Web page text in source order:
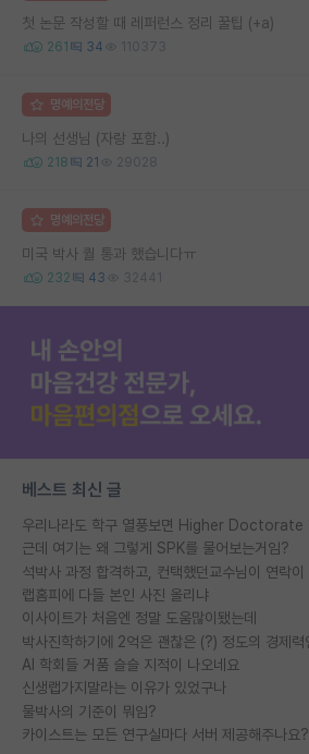
첫 논문 작성할 때 레퍼런스 정리 꿀팁 (+a)
261 34 110373
명예의전당
나의 선생님 (자랑 포함..)
218 21 29028
명예의전당
미국 박사 퀄 통과 했습니다ㅠ
232 43 32441
베스트 최신 글
근데 여기는 왜 그렇게 SPK를 물어보는거임?
랩홈피에 다들 본인 사진 올리냐
이사이트가 처음엔 정말 도움많이됐는데
AI 학회들 거품 슬슬 지적이 나오네요
신생랩가지말라는 이유가 있었구나
물박사의 기준이 뭐임?
카이스트는 모든 연구실마다 서버 제공해주나요?